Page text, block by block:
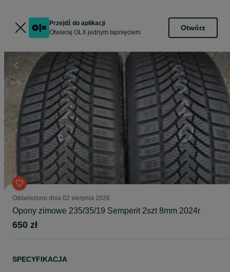
Przejdź do aplikacji
Otwieraj OLX jednym tapnięciem
Otwórz
Odświeżono dnia 02 sierpnia 2026
Opony zimowe 235/35/19 Semperit 2szt 8mm 2024r
650 zł
SPECYFIKACJA